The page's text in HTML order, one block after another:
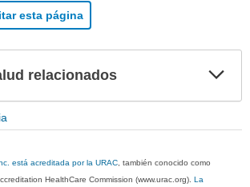
esta página
relacionados
está acreditada por la URAC , también conocido como
HealthCare Commission (www.urac.org).La